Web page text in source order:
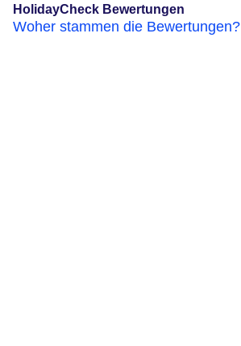
HolidayCheck Bewertungen
Woher stammen die Bewertungen?